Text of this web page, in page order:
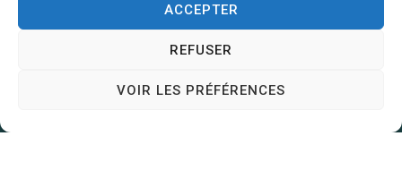
ACCEPTER
REFUSER
VOIR LES PRÉFÉRENCES
Horaires d’ouverture
de 8h30 à 12h et de 13h30 à 17h30